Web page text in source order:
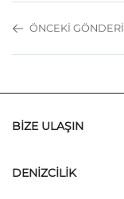
ÖNCEKI GÖNDERI
BIZE ULAŞIN
DENIZCILIK